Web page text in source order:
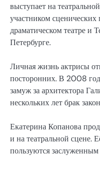
выступает на
участником
драматическом театре и
Петербурге.
Личная жизнь актрисы
посторонних. В 2008
замуж за архитектора
нескольких лет брак
Екатерина Копанова
и на театральной сцене.
пользуются